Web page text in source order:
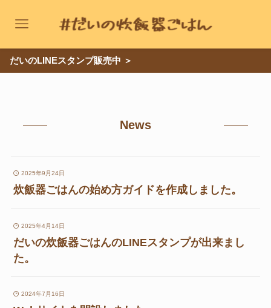
レシピカテゴリー
卵のおかず
鍋もの
お菓子
パン
シチュー・汁物
粉もの
記事カテゴリー
特集
LINEスタンプ販売中 ＞
News
2025年9月24日
炊飯器ごはんの始め方ガイドを作成しました。
2025年4月14日
だいの炊飯器ごはんのLINEスタンプが出来まし
た。
2024年7月16日